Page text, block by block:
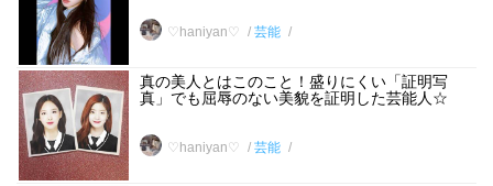
♡haniyan♡ 芸能
真の美人とはこのこと！盛りにくい「証明写
真」でも屈辱のない美貌を証明した芸能人☆
♡haniyan♡ 芸能